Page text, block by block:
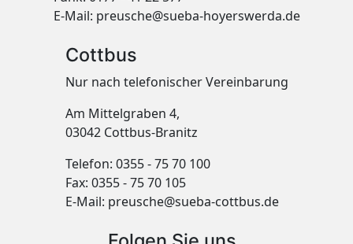
E-Mail: preusche@sueba-hoyerswerda.de
Cottbus
Nur nach telefonischer Vereinbarung
Am Mittelgraben 4,
03042 Cottbus-Branitz
Telefon: 0355 - 75 70 100
Fax: 0355 - 75 70 105
E-Mail: preusche@sueba-cottbus.de